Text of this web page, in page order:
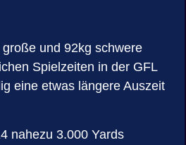
und 92kg schwere
Spielzeiten in der GFL
eine etwas längere Auszeit
nahezu 3.000 Yards